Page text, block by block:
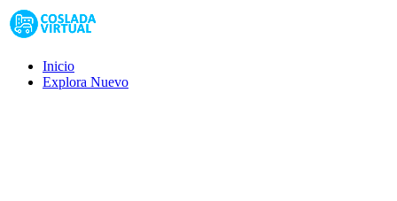
Inicio
Explora Nuevo